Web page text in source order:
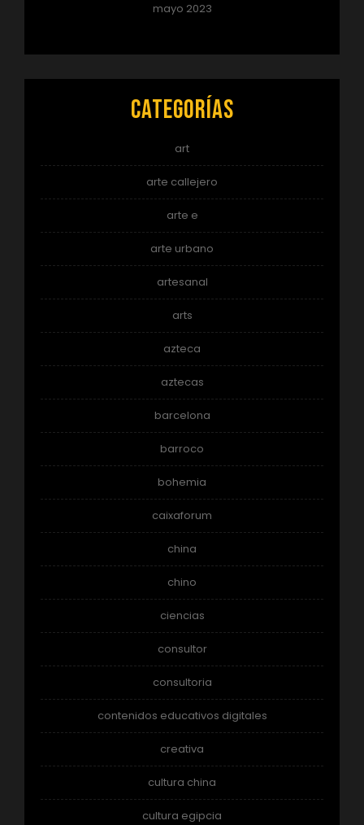
mayo 2023
Categorías
art
arte callejero
arte e
arte urbano
artesanal
arts
azteca
aztecas
barcelona
barroco
bohemia
caixaforum
china
chino
ciencias
consultor
consultoria
contenidos educativos digitales
creativa
cultura china
cultura egipcia